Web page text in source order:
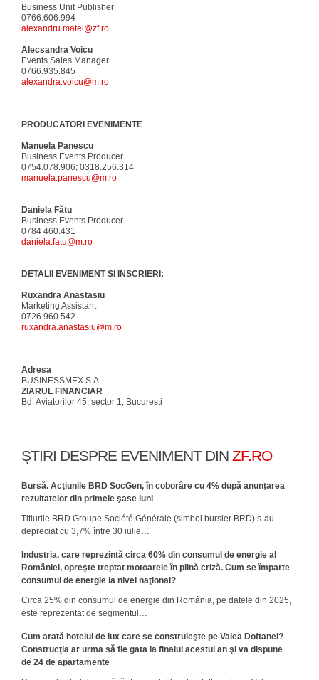
Business Unit Publisher
0766.606.994
alexandru.matei@zf.ro
Alecsandra Voicu
Events Sales Manager
0766.935.845
alexandra.voicu@m.ro
PRODUCATORI EVENIMENTE
Manuela Panescu
Business Events Producer
0754.078.906; 0318.256.314
manuela.panescu@m.ro
Daniela Fătu
Business Events Producer
0784 460.431
daniela.fatu@m.ro
DETALII EVENIMENT SI INSCRIERI:
Ruxandra Anastasiu
Marketing Assistant
0726.960.542
ruxandra.anastasiu@m.ro
Adresa
BUSINESSMEX S.A.
ZIARUL FINANCIAR
Bd. Aviatorilor 45, sector 1, Bucuresti
ŞTIRI DESPRE EVENIMENT DIN ZF.RO
Bursă. Acţiunile BRD SocGen, în coborâre cu 4% după anunţarea
rezultatelor din primele şase luni
Titlurile BRD Groupe Société Générale (simbol bursier BRD) s-au
depreciat cu 3,7% între 30 iulie…
Industria, care reprezintă circa 60% din consumul de energie al
României, opreşte treptat motoarele în plină criză. Cum se împarte
consumul de energie la nivel naţional?
Circa 25% din consumul de ener­gie din România, pe datele din 2025,
este reprezentat de segmentul…
Cum arată hotelul de lux care se construieşte pe Valea Doftanei?
Construcţia ar urma să fie gata la finalul acestui an şi va dispune
de 24 de apartamente